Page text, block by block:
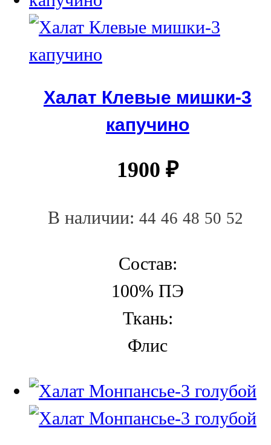
Халат Клевые мишки-3
капучино
1900 ₽
В наличии: 44 46 48 50 52
Состав:
100% ПЭ
Ткань:
Флис